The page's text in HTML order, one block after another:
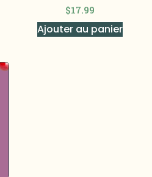
$17.99
Ajouter au panier